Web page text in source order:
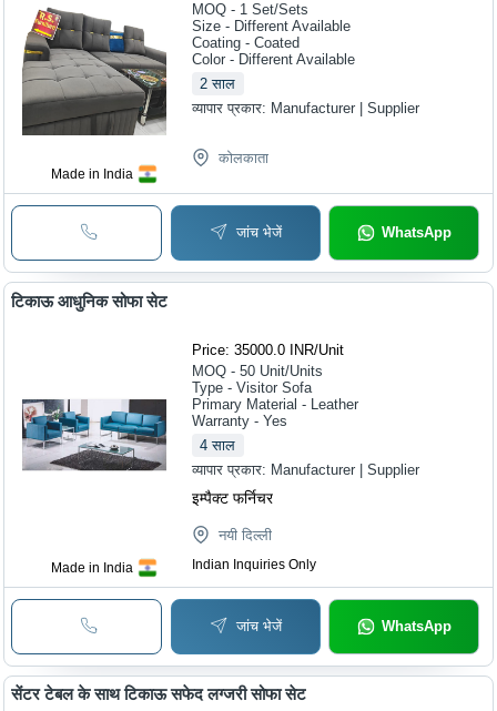
Made in India
MOQ - 1 Set/Sets
Size - Different Available
Coating - Coated
Color - Different Available
2 साल
व्यापार प्रकार: Manufacturer | Supplier
कोलकाता
जांच भेजें WhatsApp
Made in India
टिकाऊ आधुनिक सोफा सेट
Price: 35000.0 INR/Unit
MOQ - 50 Unit/Units
Type - Visitor Sofa
Primary Material - Leather
Warranty - Yes
4 साल
व्यापार प्रकार: Manufacturer | Supplier
इम्पैक्ट फर्निचर
नयी दिल्ली
Indian Inquiries Only
जांच भेजें WhatsApp
सेंटर टेबल के साथ टिकाऊ सफेद लग्जरी सोफा सेट